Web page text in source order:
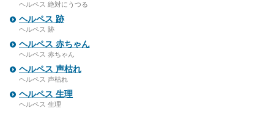
ヘルペス 絶対にうつる
ヘルペス 跡
ヘルペス 跡
ヘルペス 赤ちゃん
ヘルペス 赤ちゃん
ヘルペス 声枯れ
ヘルペス 声枯れ
ヘルペス 生理
ヘルペス 生理